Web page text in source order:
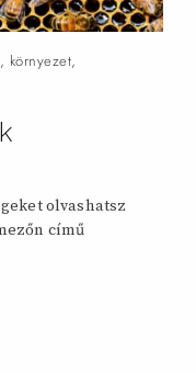
, környezet,
olvashatsz
című